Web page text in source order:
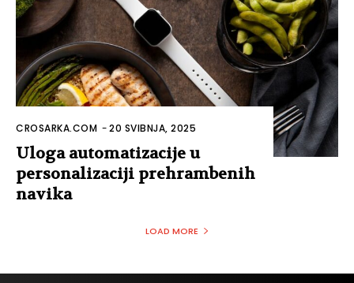
CROSARKA.COM -20 SVIBNJA, 2025
Uloga automatizacije u
personalizaciji prehrambenih
navika
LOAD MORE